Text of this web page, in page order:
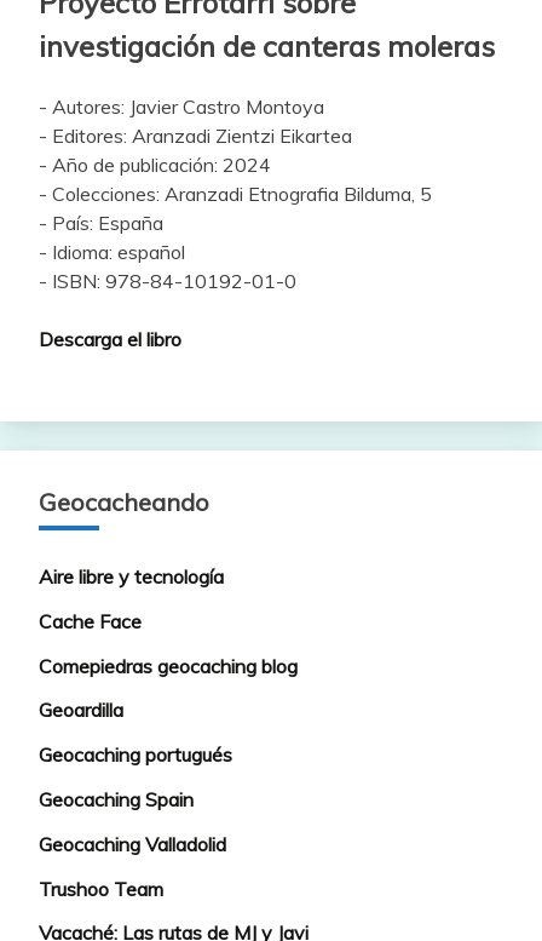
investigación de canteras moleras
- Autores: Javier Castro Montoya
- Editores: Aranzadi Zientzi Eikartea
- Año de publicación: 2024
- Colecciones: Aranzadi Etnografia Bilduma, 5
- País: España
- Idioma: español
- ISBN: 978-84-10192-01-0
Descarga el libro
Geocacheando
Aire libre y tecnología
Cache Face
Comepiedras geocaching blog
Geoardilla
Geocaching portugués
Geocaching Spain
Geocaching Valladolid
Trushoo Team
Vacaché: Las rutas de MJ y Javi